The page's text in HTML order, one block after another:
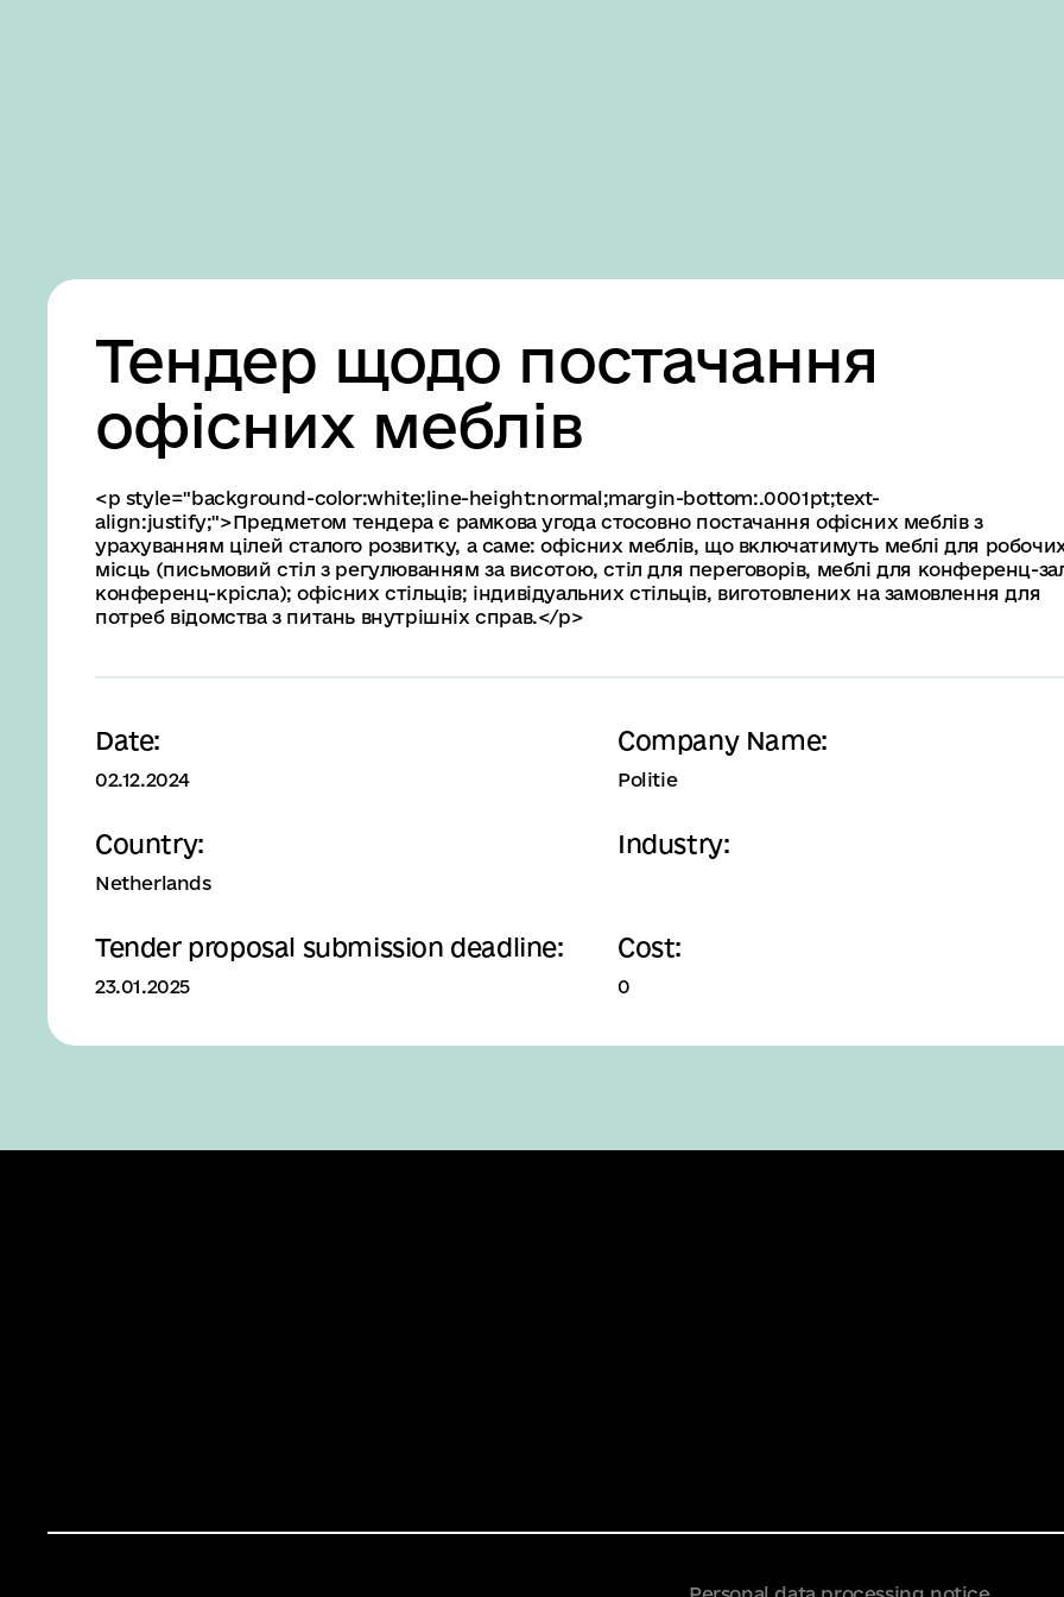
Тендер щодо постачання
офісних меблів
<p style="background-color:white;line-height:normal;margin-bottom:.0001pt;text-
align:justify;">Предметом тендера є рамкова угода стосовно постачання офісних меблів з
урахуванням цілей сталого розвитку, а саме: офісних меблів, що включатимуть меблі для
місць (письмовий стіл з регулюванням за висотою, стіл для переговорів, меблі для конференц-
конференц-крісла); офісних стільців; індивідуальних стільців, виготовлених на замовлення для
потреб відомства з питань внутрішніх справ.</p>
Date:
02.12.2024
Company Name:
Politie
Country:
Netherlands
Industry:
Tender proposal submission deadline:
23.01.2025
Cost:
0